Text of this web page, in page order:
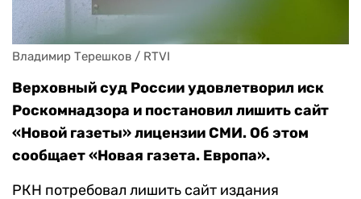
Владимир Терешков / RTVI
Верховный суд России удовлетворил иск
Роскомнадзора и постановил лишить сайт
«Новой газеты» лицензии СМИ. Об этом
сообщает «Новая газета. Европа».
РКН потребовал лишить сайт издания